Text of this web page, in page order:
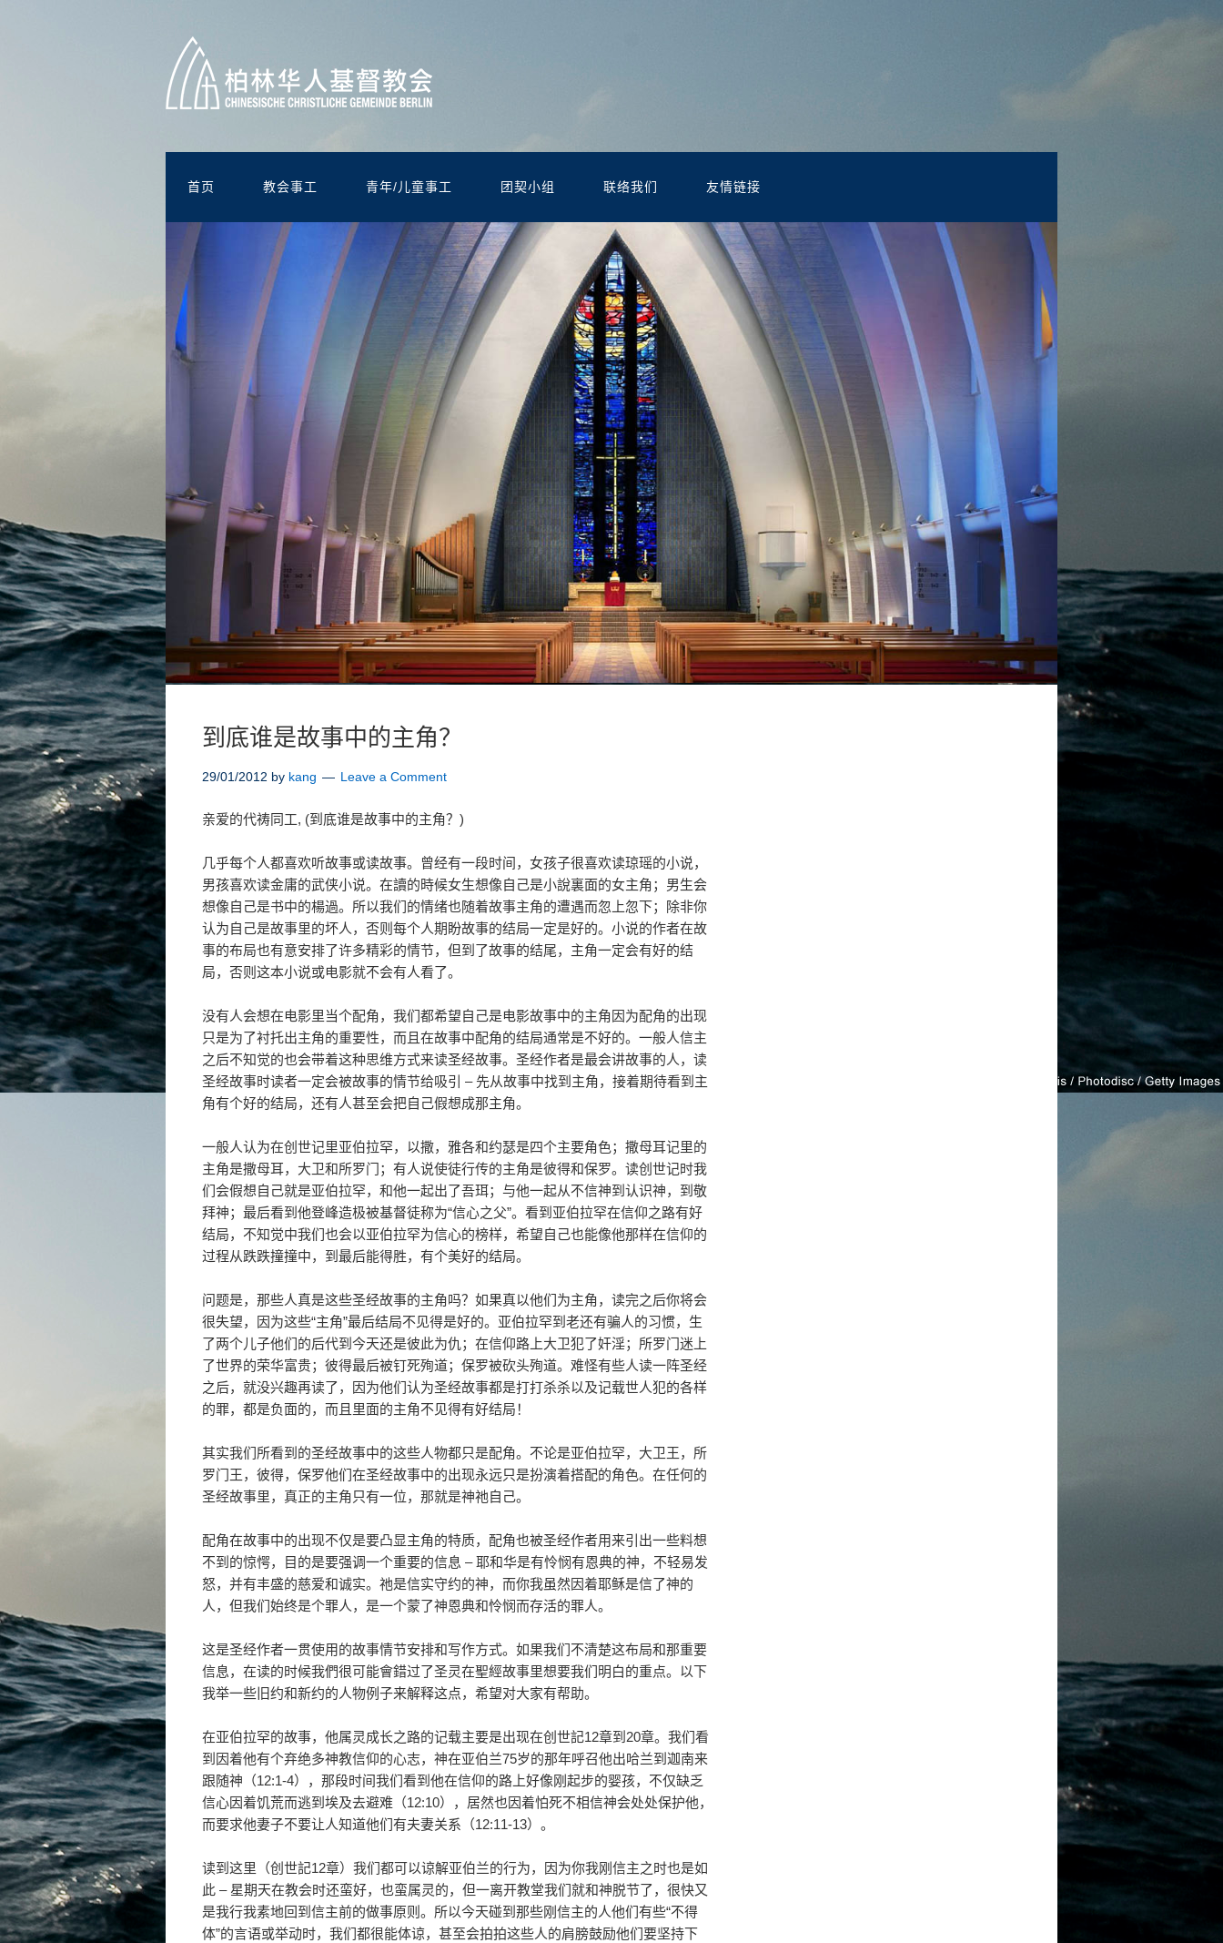
首页 教会事工 青年/儿童事工 团契小组 联络我们 友情链接
到底谁是故事中的主角？
29/01/2012 by kang Leave a Comment
亲爱的代祷同工, (到底谁是故事中的主角？)
几乎每个人都喜欢听故事或读故事。曾经有一段时间，女孩子很喜欢读琼瑶的小说，
男孩喜欢读金庸的武侠小说。在讀的時候女生想像自己是小說裏面的女主角；男生会
想像自己是书中的楊過。所以我们的情绪也随着故事主角的遭遇而忽上忽下；除非你
认为自己是故事里的坏人，否则每个人期盼故事的结局一定是好的。小说的作者在故
事的布局也有意安排了许多精彩的情节，但到了故事的结尾，主角一定会有好的结
局，否则这本小说或电影就不会有人看了。
没有人会想在电影里当个配角，我们都希望自己是电影故事中的主角因为配角的出现
只是为了衬托出主角的重要性，而且在故事中配角的结局通常是不好的。一般人信主
之后不知觉的也会带着这种思维方式来读圣经故事。圣经作者是最会讲故事的人，读
圣经故事时读者一定会被故事的情节给吸引 – 先从故事中找到主角，接着期待看到主
角有个好的结局，还有人甚至会把自己假想成那主角。
一般人认为在创世记里亚伯拉罕，以撒，雅各和约瑟是四个主要角色；撒母耳记里的
主角是撒母耳，大卫和所罗门；有人说使徒行传的主角是彼得和保罗。读创世记时我
们会假想自己就是亚伯拉罕，和他一起出了吾珥；与他一起从不信神到认识神，到敬
拜神；最后看到他登峰造极被基督徒称为“信心之父”。看到亚伯拉罕在信仰之路有好
结局，不知觉中我们也会以亚伯拉罕为信心的榜样，希望自己也能像他那样在信仰的
过程从跌跌撞撞中，到最后能得胜，有个美好的结局。
问题是，那些人真是这些圣经故事的主角吗？如果真以他们为主角，读完之后你将会
很失望，因为这些“主角”最后结局不见得是好的。亚伯拉罕到老还有骗人的习惯，生
了两个儿子他们的后代到今天还是彼此为仇；在信仰路上大卫犯了奸淫；所罗门迷上
了世界的荣华富贵；彼得最后被钉死殉道；保罗被砍头殉道。难怪有些人读一阵圣经
之后，就没兴趣再读了，因为他们认为圣经故事都是打打杀杀以及记载世人犯的各样
的罪，都是负面的，而且里面的主角不见得有好结局！
其实我们所看到的圣经故事中的这些人物都只是配角。不论是亚伯拉罕，大卫王，所
罗门王，彼得，保罗他们在圣经故事中的出现永远只是扮演着搭配的角色。在任何的
圣经故事里，真正的主角只有一位，那就是神祂自己。
配角在故事中的出现不仅是要凸显主角的特质，配角也被圣经作者用来引出一些料想
不到的惊愕，目的是要强调一个重要的信息 – 耶和华是有怜悯有恩典的神，不轻易发
怒，并有丰盛的慈爱和诚实。祂是信实守约的神，而你我虽然因着耶稣是信了神的
人，但我们始终是个罪人，是一个蒙了神恩典和怜悯而存活的罪人。
这是圣经作者一贯使用的故事情节安排和写作方式。如果我们不清楚这布局和那重要
信息，在读的时候我們很可能會錯过了圣灵在聖經故事里想要我们明白的重点。以下
我举一些旧约和新约的人物例子来解释这点，希望对大家有帮助。
在亚伯拉罕的故事，他属灵成长之路的记载主要是出现在创世記12章到20章。我们看
到因着他有个弃绝多神教信仰的心志，神在亚伯兰75岁的那年呼召他出哈兰到迦南来
跟随神（12:1-4），那段时间我们看到他在信仰的路上好像刚起步的婴孩，不仅缺乏
信心因着饥荒而逃到埃及去避难（12:10），居然也因着怕死不相信神会处处保护他，
而要求他妻子不要让人知道他们有夫妻关系（12:11-13）。
读到这里（创世記12章）我们都可以谅解亚伯兰的行为，因为你我刚信主之时也是如
此 – 星期天在教会时还蛮好，也蛮属灵的，但一离开教堂我们就和神脱节了，很快又
是我行我素地回到信主前的做事原则。所以今天碰到那些刚信主的人他们有些“不得
体”的言语或举动时，我们都很能体谅，甚至会拍拍这些人的肩膀鼓励他们要坚持下